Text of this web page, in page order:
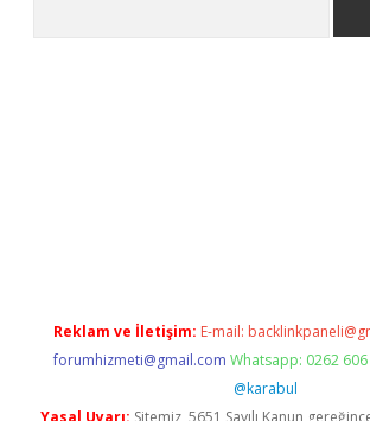
Reklam ve İletişim: E-mail:
forumhizmeti@gmail.com Whatsapp: 0262
@karabul
Yasal Uyarı: Sitemiz, 5651 Sayılı Kanun